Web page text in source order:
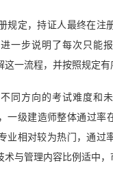
规定，持证人最终在注
一步说明了每次只能
一流程，并按照规定有
同方向的考试难度和
一级建造师整体通过率
业相对较为热门，通过
与管理内容比例适中，